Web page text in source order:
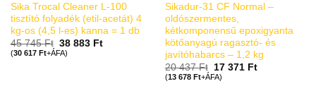
Sika Trocal Cleaner L-100
tisztító folyadék (etil-acetát) 4
kg-os (4,5 l-es) kanna = 1 db
45 745Ft 38 883 Ft
(30 617 Ft+ÁFA)
Sikadur-31 CF Normal –
oldószermentes,
kétkomponensű epoxigyanta
kötőanyagú ragasztó- és
javítóhabarcs – 1,2 kg
20 437Ft 17 371 Ft
(13 678 Ft+ÁFA)